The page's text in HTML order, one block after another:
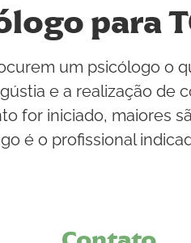
para
um psicólogo o
e a realização de
for iniciado, maiores
é o profissional